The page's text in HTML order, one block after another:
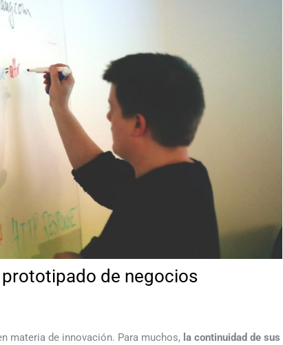
de negocios
materia de innovación. Para muchos, la continuidad de sus